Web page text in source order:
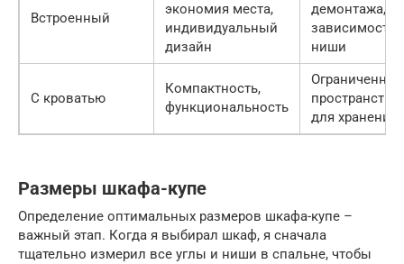
Встроенный
экономия места,
индивидуальный
дизайн
демонтажа,
зависимость
ниши
С кроватью
Компактность,
функциональность
Ограниченное
пространство
для хранения
Размеры шкафа-купе
Определение оптимальных размеров шкафа-купе –
важный этап. Когда я выбирал шкаф, я сначала
тщательно измерил все углы и ниши в спальне, чтобы